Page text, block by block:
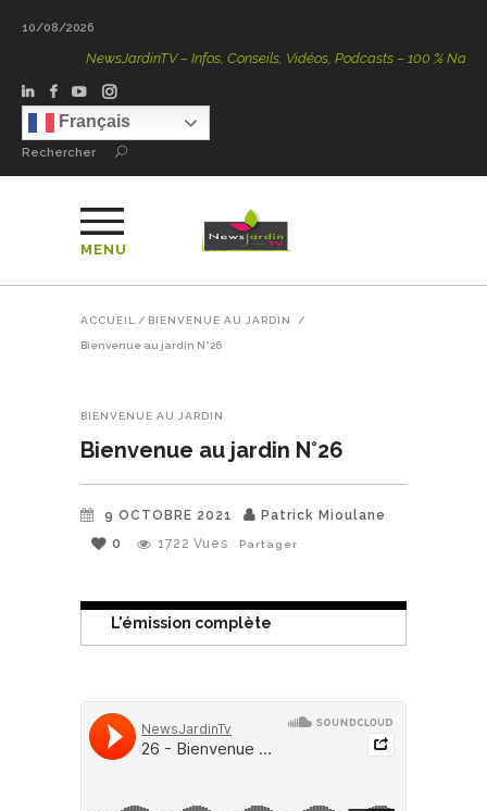
10/08/2026
NewsJardinTV – Infos, Conseils, Vidéos, Podcasts – 100 % Nature
Français
Rechercher
MENU
ACCUEIL / BIENVENUE AU JARDIN /
Bienvenue au jardin N°26
BIENVENUE AU JARDIN
Bienvenue au jardin N°26
9 OCTOBRE 2021
Patrick Mioulane
0
1722 Vues Partager
L'émission complète